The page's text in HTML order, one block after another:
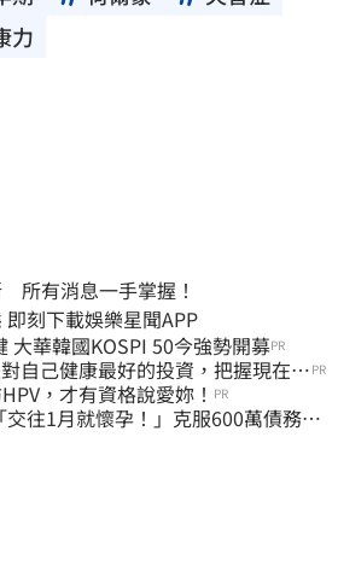
力
所有消息一手掌握！
一手掌握明星動態 即刻下載娛樂星聞APP
大華韓國KOSPI 50今強勢開募PR
自己健康最好的投資，把握現在不 PR
，才有資格說愛妳！ PR
交往1月就懷孕！」克服600萬債務